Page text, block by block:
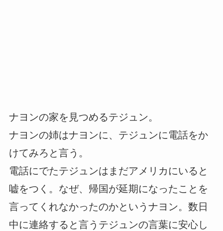
ナヨンの家を見つめるテジュン。
ナヨンの姉はナヨンに、テジュンに電話をか
けてみろと言う。
電話にでたテジュンはまだアメリカにいると
嘘をつく。なぜ、帰国が延期になったことを
言ってくれなかったのかというナヨン。数日
中に連絡すると言うテジュンの言葉に安心し